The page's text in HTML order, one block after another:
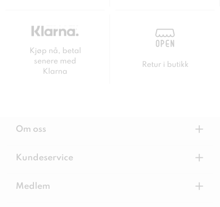
Kjøp nå, betal
senere med
Klarna
Retur i butikk
Om oss +
Kundeservice +
Medlem +